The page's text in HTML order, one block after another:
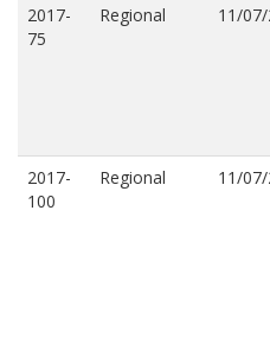
2017-
75
Regional 11/
2017-
100
Regional 11/